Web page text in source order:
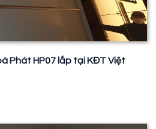
Phát HP07 lắp tại KĐT Việt